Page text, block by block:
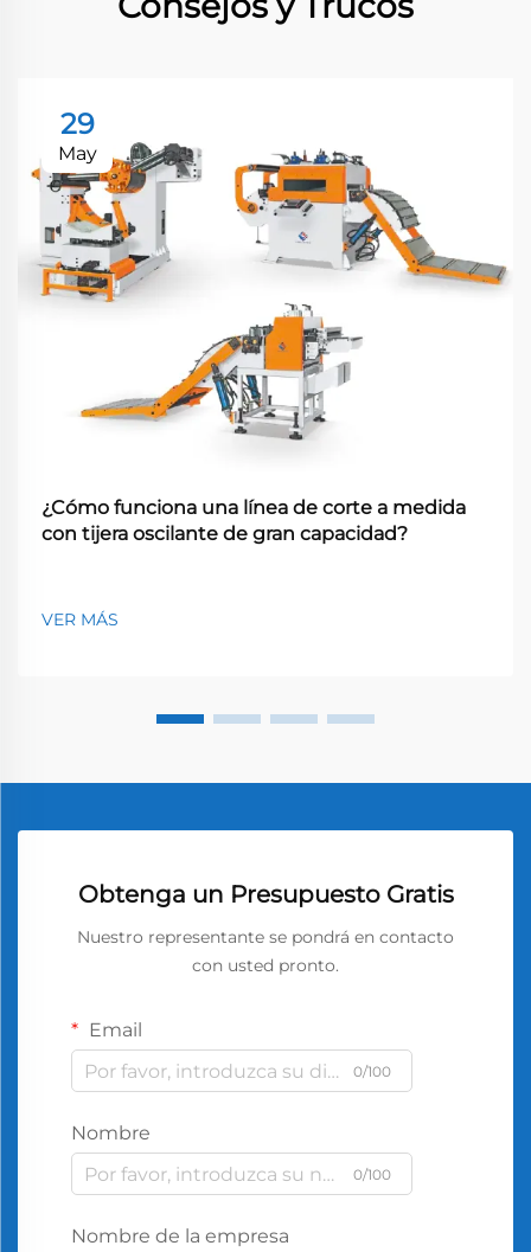
29
May
¿Cómo funciona una línea de corte a medida
con tijera oscilante de gran capacidad?
VER MÁS
Obtenga un Presupuesto Gratis
Nuestro representante se pondrá en contacto
con usted pronto.
Email
0/100
Nombre
0/100
Nombre de la empresa